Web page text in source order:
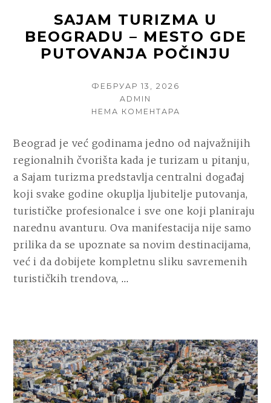
SAJAM TURIZMA U
BEOGRADU – MESTO GDE
PUTOVANJA POČINJU
POSTED
ФЕБРУАР 13, 2026
AUTHOR
ADMIN
НЕМА КОМЕНТАРА
U
BEOGRADU
–
GDE
PUTOVANJA
POČINJU
Beograd je već godinama jedno od najvažnijih
regionalnih čvorišta kada je turizam u pitanju,
a Sajam turizma predstavlja centralni događaj
koji svake godine okuplja ljubitelje putovanja,
turističke profesionalce i sve one koji planiraju
narednu avanturu. Ova manifestacija nije samo
prilika da se upoznate sa novim destinacijama,
već i da dobijete kompletnu sliku savremenih
turističkih trendova, …
U
BEOGRADU
–
MESTO